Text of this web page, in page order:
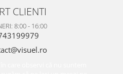
CLIENTI
8:00 - 16:00